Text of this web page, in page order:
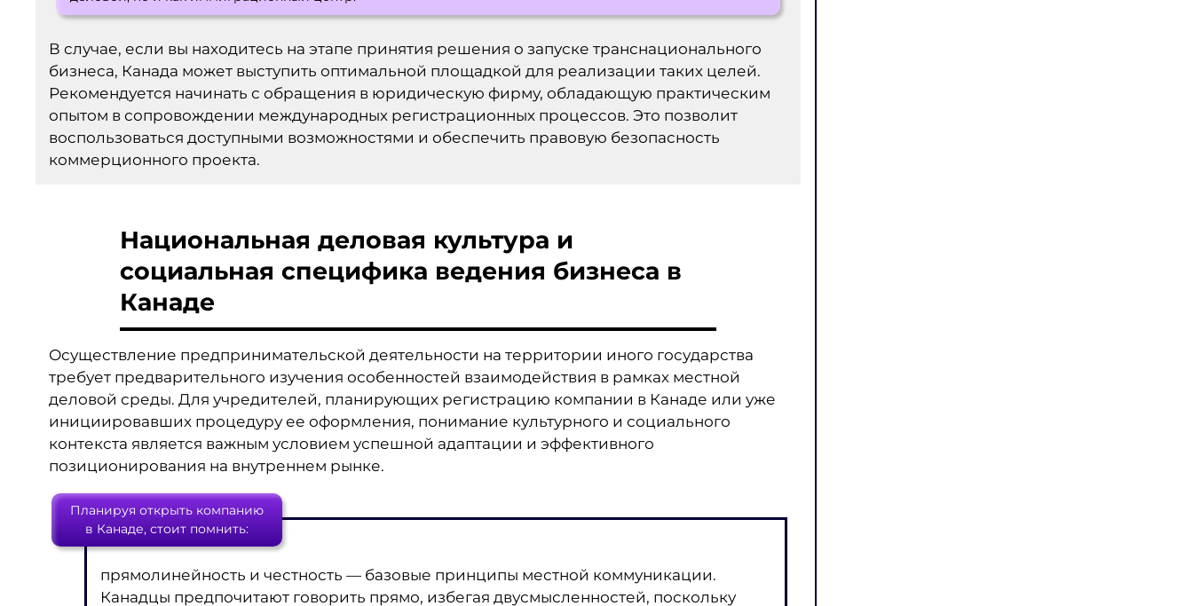
В случае, если вы находитесь на этапе принятия решения о запуске транснационального
бизнеса, Канада может выступить оптимальной площадкой для реализации таких целей.
Рекомендуется начинать с обращения в юридическую фирму, обладающую практическим
опытом в сопровождении международных регистрационных процессов. Это позволит
воспользоваться доступными возможностями и обеспечить правовую безопасность
коммерционного проекта.
Национальная деловая культура и
социальная специфика ведения бизнеса в
Канаде
Осуществление предпринимательской деятельности на территории иного государства
требует предварительного изучения особенностей взаимодействия в рамках местной
деловой среды. Для учредителей, планирующих регистрацию компании в Канаде или уже
инициировавших процедуру ее оформления, понимание культурного и социального
контекста является важным условием успешной адаптации и эффективного
позиционирования на внутреннем рынке.
Планируя открыть компанию
в Канаде, стоит помнить:
прямолинейность и честность — базовые принципы местной коммуникации.
Канадцы предпочитают говорить прямо, избегая двусмысленностей, поскольку